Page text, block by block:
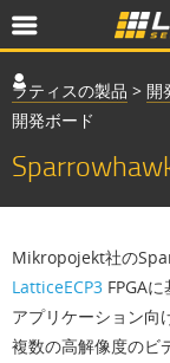
ラティスの製品 > 開
開発ボード
Mikropojekt社の
LatticeECP3 FPGA
アプリケーション向
複数の高解像度のビ